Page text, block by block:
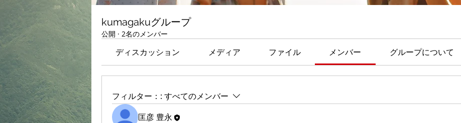
kumagakuグループ
公開 · 2名のメンバー
ディスカッション メディア ファイル メンバー グループについて
フィルター：: すべてのメンバー
匡彦 豊永